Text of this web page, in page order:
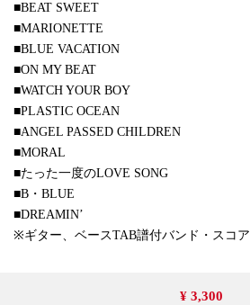
■BEAT SWEET
■MARIONETTE
■BLUE VACATION
■ON MY BEAT
■WATCH YOUR BOY
■PLASTIC OCEAN
■ANGEL PASSED CHILDREN
■MORAL
■たった一度のLOVE SONG
■B・BLUE
■DREAMIN’
※ギター、ベースTAB譜付バンド・スコア
¥ 3,300